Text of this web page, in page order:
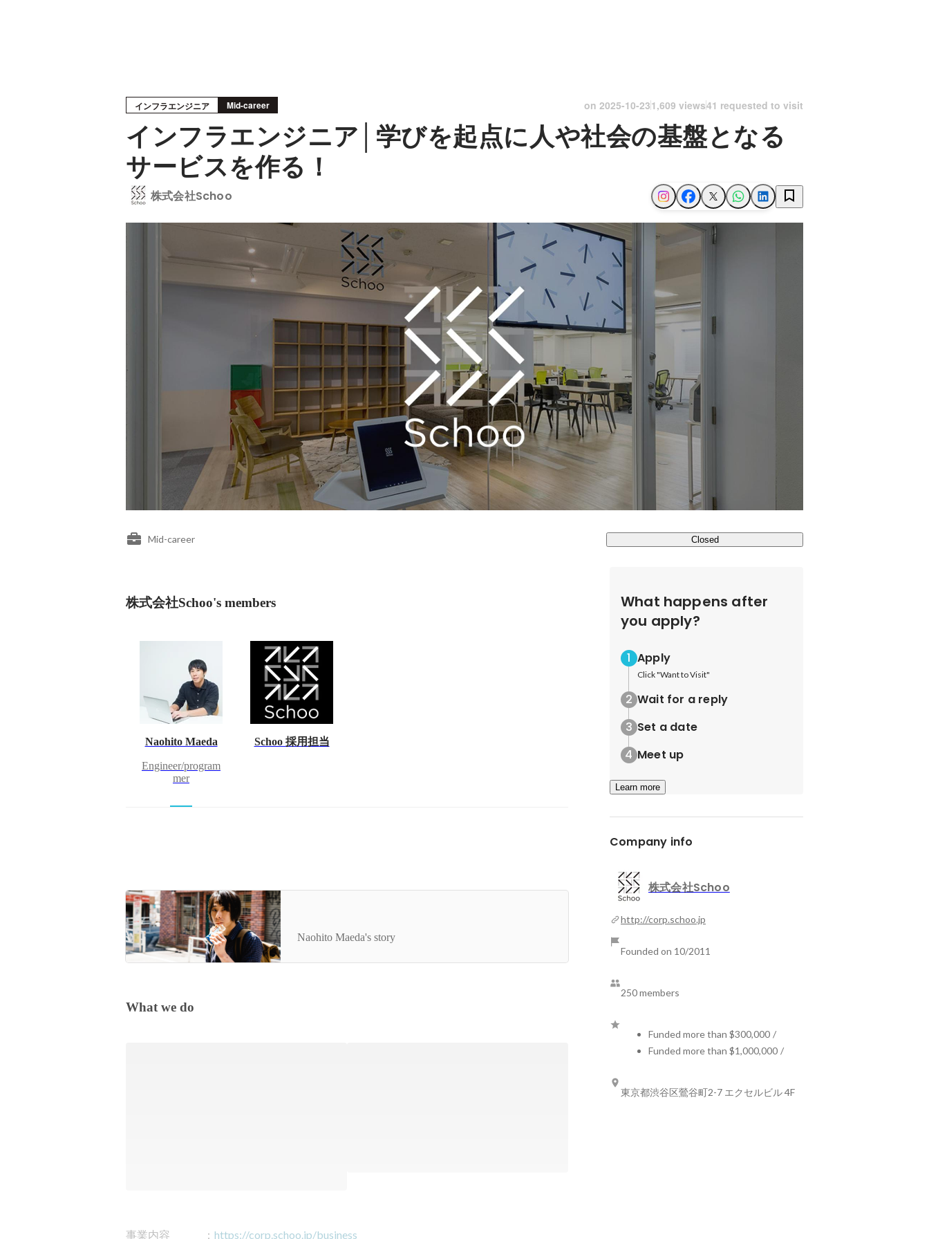
インフラエンジニア Mid-career on 2025-10-231,609 views41 requested to visit
インフラエンジニア│学びを起点に人や社会の基盤となる
サービスを作る！
株式会社Schoo
Mid-career Closed
株式会社Schoo's members
Naohito Maeda
Engineer/program
mer
Schoo 採用担当
ョンが実現したらすごい、そして実現させたいと思
えました。
Naohito Maeda's story
What we do
事業内容　　　： https://corp.schoo.jp/business
What happens after
you apply?
Apply
Click "Want to Visit"
Wait for a reply
Set a date
Meet up
Learn more
Company info
株式会社Schoo
http://corp.schoo.jp
Founded on 10/2011
250 members
Funded more than $300,000 /
Funded more than $1,000,000 /
東京都渋谷区鶯谷町2-7 エクセルビル 4F